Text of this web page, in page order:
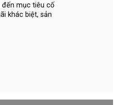
đến mục tiêu cố
khác biệt, sản